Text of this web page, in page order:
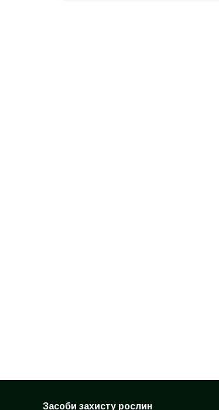
Засоби захисту рослин